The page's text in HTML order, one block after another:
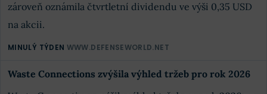
zároveň oznámila čtvrtletní dividendu ve výši 0,35 USD
na akcii.
MINULÝ TÝDEN WWW.DEFENSEWORLD.NET
Waste Connections zvýšila výhled tržeb pro rok 2026